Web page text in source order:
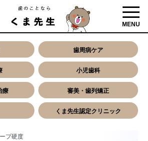
MENU
歯周病ケア
小児歯科
療 審美・歯列矯正
くま先生認定クリニック
プ硬度